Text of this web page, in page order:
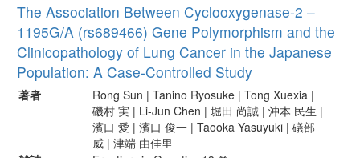
The Association Between Cyclooxygenase-2 –
1195G/A (rs689466) Gene Polymorphism and the
Clinicopathology of Lung Cancer in the Japanese
Population: A Case-Controlled Study
著者
Rong Sun | Tanino Ryosuke | Tong Xuexia |
磯村 実 | Li-Jun Chen | 堀田 尚誠 | 沖本 民生 |
濱口 愛 | 濱口 俊一 | Taooka Yasuyuki | 礒部
威 | 津端 由佳里